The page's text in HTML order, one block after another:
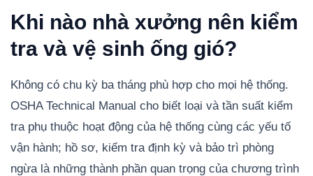
Khi nào nhà xưởng nên kiểm
tra và vệ sinh ống gió?
Không có chu kỳ ba tháng phù hợp cho mọi hệ thống.
OSHA Technical Manual cho biết loại và tần suất kiểm
tra phụ thuộc hoạt động của hệ thống cùng các yếu tố
vận hành; hồ sơ, kiểm tra định kỳ và bảo trì phòng
ngừa là những thành phần quan trọng của chương trình